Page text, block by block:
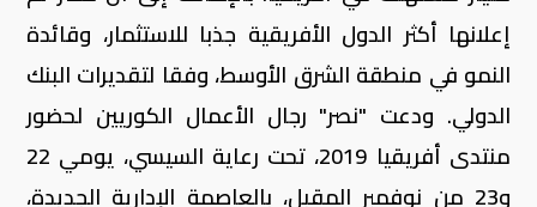
إعلانها أكثر الدول الأفريقية جذبا للاستثمار، وقائدة
النمو في منطقة الشرق الأوسط، وفقا لتقديرات البنك
الدولي. ودعت "نصر" رجال الأعمال الكوريين لحضور
منتدى أفريقيا 2019، تحت رعاية السيسي، يومي 22
و23 من نوفمبر المقبل، بالعاصمة الإدارية الجديدة،